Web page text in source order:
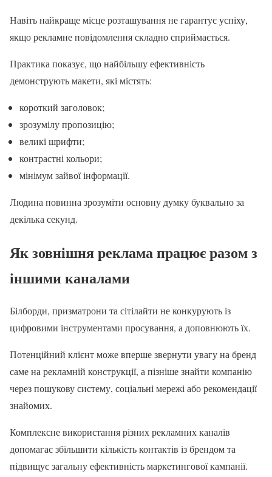
Навіть найкраще місце розташування не гарантує успіху,
якщо рекламне повідомлення складно сприймається.
Практика показує, що найбільшу ефективність
демонструють макети, які містять:
короткий заголовок;
зрозумілу пропозицію;
великі шрифти;
контрастні кольори;
мінімум зайвої інформації.
Людина повинна зрозуміти основну думку буквально за
декілька секунд.
Як зовнішня реклама працює разом з
іншими каналами
Білборди, призматрони та сітілайти не конкурують із
цифровими інструментами просування, а доповнюють їх.
Потенційний клієнт може вперше звернути увагу на бренд
саме на рекламній конструкції, а пізніше знайти компанію
через пошукову систему, соціальні мережі або рекомендації
знайомих.
Комплексне використання різних рекламних каналів
допомагає збільшити кількість контактів із брендом та
підвищує загальну ефективність маркетингової кампанії.